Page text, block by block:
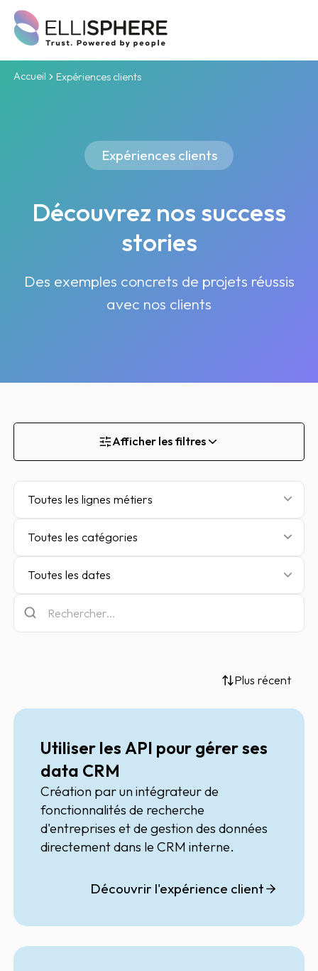
Accueil Expériences clients
Expériences clients
Découvrez nos success
stories
Des exemples concrets de projets réussis
avec nos clients
Afficher les filtres
Toutes les lignes métiers
Toutes les catégories
Toutes les dates
Plus récent
Utiliser les API pour gérer ses
data CRM
Création par un intégrateur de
fonctionnalités de recherche
d'entreprises et de gestion des données
directement dans le CRM interne.
Découvrir l'expérience client